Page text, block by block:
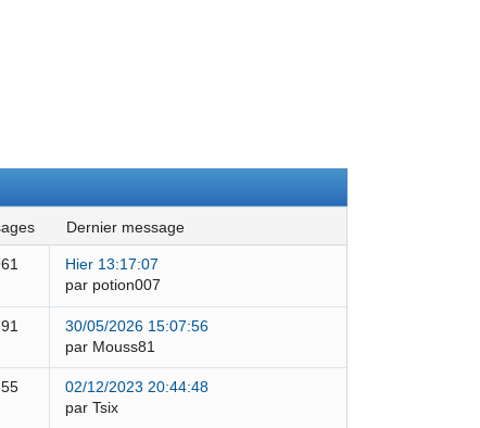
dernier message
Hier 13:17:07
par potion007
30/05/2026 15:07:56
par Mouss81
02/12/2023 20:44:48
par Tsix